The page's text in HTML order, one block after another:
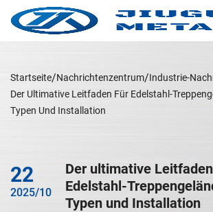
Startseite Nachrichtenzentrum Industrie-
Der Ultimative Leitfaden Für Edelstahl-
Typen Und Installation
22
2025/10
Der ultimative
Edelstahl-
Typen und Installation